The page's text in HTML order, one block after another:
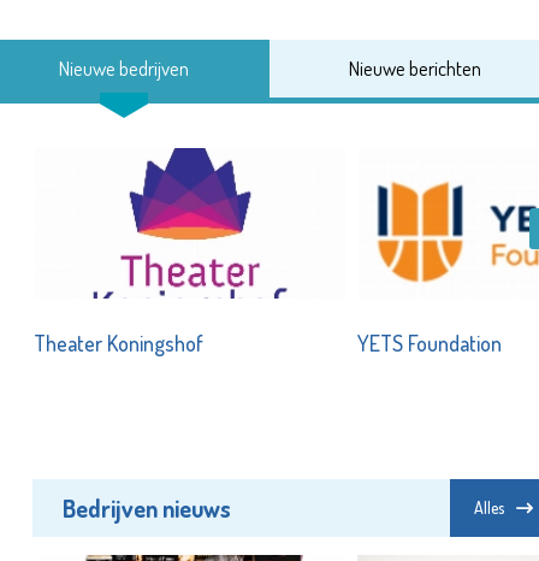
Nieuwe bedrijven Nieuwe berichten
Theater Koningshof YETS Foundation
Bedrijven nieuws Alles